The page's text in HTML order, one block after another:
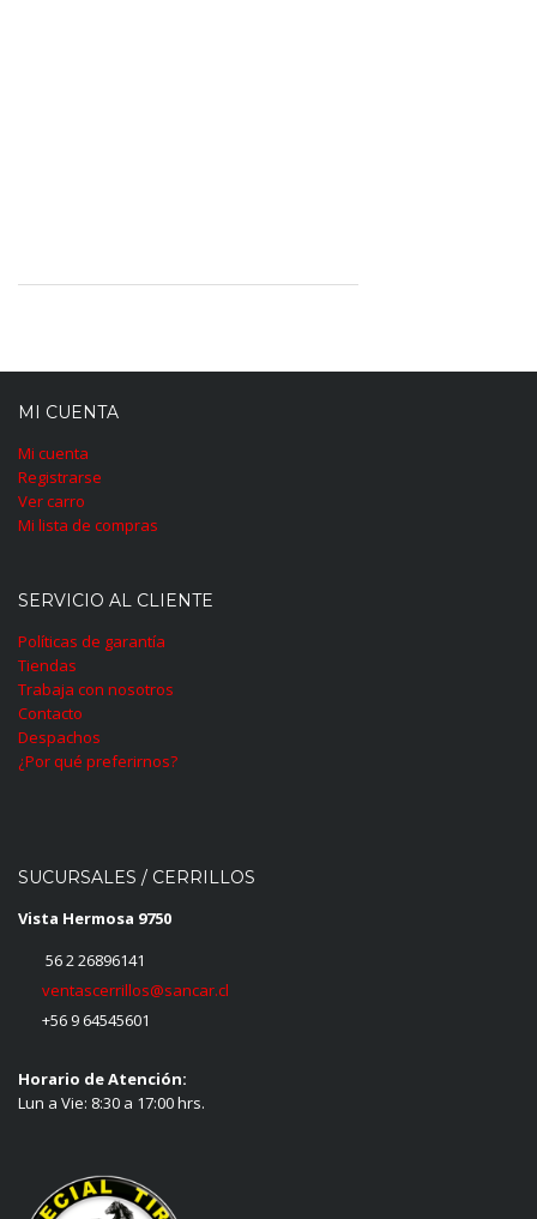
MI CUENTA
Mi cuenta
Registrarse
Ver carro
Mi lista de compras
SERVICIO AL CLIENTE
Políticas de garantía
Tiendas
Trabaja con nosotros
Contacto
Despachos
¿Por qué preferirnos?
SUCURSALES / CERRILLOS
Vista Hermosa 9750
56 2 26896141
ventascerrillos@sancar.cl
+56 9 64545601
Horario de Atención:
Lun a Vie: 8:30 a 17:00 hrs.